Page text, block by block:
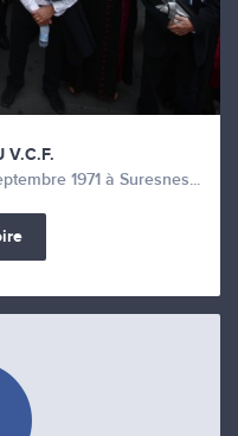
V.C.F.
1971 à Suresnes...